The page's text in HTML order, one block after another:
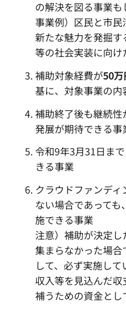
の解決を図る事業
事業例）区民と市
新たな魅力を発掘
等の社会実装に向
補助対象経費が50
基に、対象事業の内
補助終了後も継続性
発展が期待できる事
令和9年3月31日ま
きる事業
クラウドファンデ
ない場合であって
施できる事業
注意）補助が決定
集まらなかった場
して、必ず実施し
収入等を見込んだ
補うための資金とし